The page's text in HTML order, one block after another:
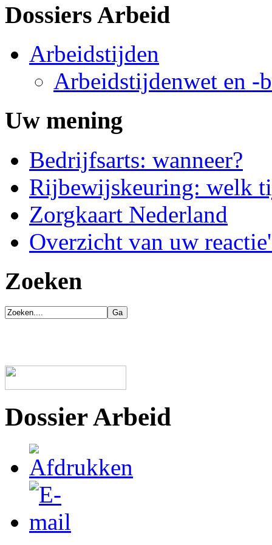
Dossiers Arbeid
Arbeidstijden
Arbeidstijdenwet en -
Uw mening
Bedrijfsarts: wanneer?
Rijbewijskeuring: welk
Zorgkaart Nederland
Overzicht van uw
Zoeken
Dossier Arbeid